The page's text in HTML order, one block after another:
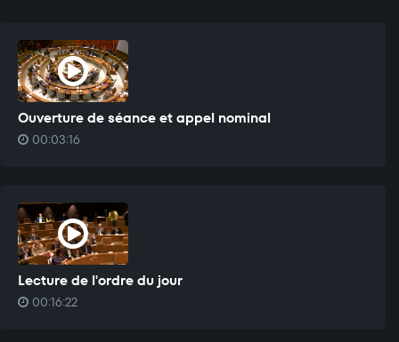
Ouverture de séance et appel nominal
00:03:16
Lecture de l'ordre du jour
00:16:22